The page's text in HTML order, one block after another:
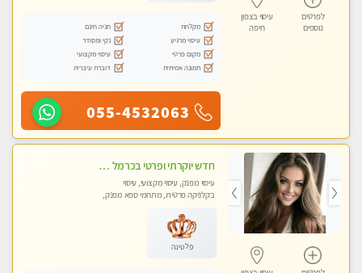
לפרטים
נוספים
עיסוי בצפון
חיפה
מקלחת
חניה חינם
עיסוי מרגיע
נקי ומסודר
מקום פרטי
עיסוי מקצועי
תמונה אמיתית
דוברת עיברית
055-4532063
חדש יוקרתי ופרטי בכרמל – חיפה! פנקו את עצמכם ברוגע פינוק וחוויה בלתי נשכחת ללא מין !!
עיסוי מפנק, עיסוי מקצועי, עיסוי
בקלניקה פרטית, מתחמי ספא מפנק,
פלטינה